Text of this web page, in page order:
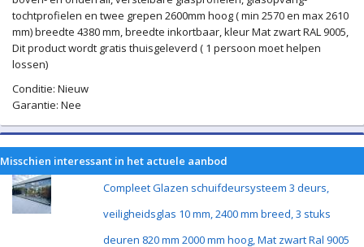
tochtprofielen en twee grepen 2600mm hoog ( min 2570 en max 2610
mm) breedte 4380 mm, breedte inkortbaar, kleur Mat zwart RAL 9005,
Dit product wordt gratis thuisgeleverd ( 1 persoon moet helpen
lossen)
Conditie: Nieuw
Garantie: Nee
Misschien interessant in het actuele aanbod
Compleet Glazen schuifdeursysteem 3 deurs,
veiligheidsglas 10 mm, 2400 mm breed, 3 stuks
deuren 820 mm 2000 mm hoog, Mat zwart Ral 9005